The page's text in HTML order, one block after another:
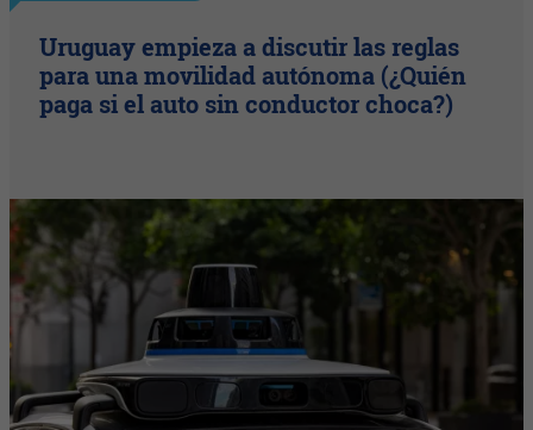
Uruguay empieza a discutir las reglas
para una movilidad autónoma (¿Quién
paga si el auto sin conductor choca?)